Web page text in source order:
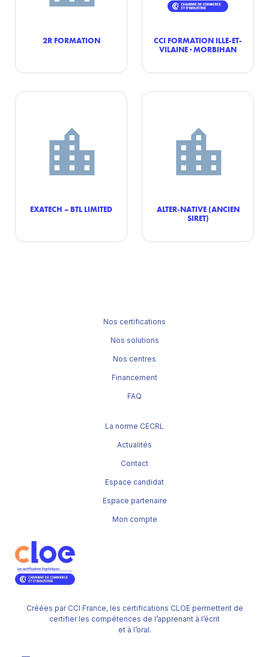
2R FORMATION
CCI FORMATION ILLE-ET-
VILAINE · MORBIHAN
EXATECH – BTL LIMITED
ALTER-NATIVE (ANCIEN
SIRET)
Créées par CCI France, les certifications CLOE permettent de
certifier les compétences de l’apprenant à l’écrit
et à l’oral.
Nos certifications
Nos solutions
Nos centres
Financement
FAQ
La norme CECRL
Actualités
Contact
Espace candidat
Espace partenaire
Mon compte